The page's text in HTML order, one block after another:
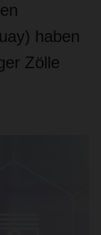
haben
Zölle